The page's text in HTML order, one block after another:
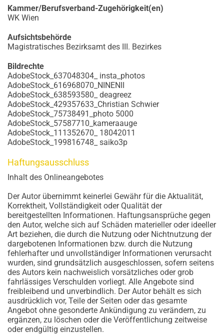
Kammer/Berufsverband-Zugehörigkeit(en)
WK Wien
Aufsichtsbehörde
Magistratisches Bezirksamt des III. Bezirkes
Bildrechte
AdobeStock_637048304_ insta_photos
AdobeStock_616968070_NINENII
AdobeStock_638593580_ deagreez
AdobeStock_429357633_Christian Schwier
AdobeStock_75738491_photo 5000
AdobeStock_57587710_kameraauge
AdobeStock_111352670_ 18042011
AdobeStock_199816748_ saiko3p
Haftungsausschluss
Inhalt des Onlineangebotes
Der Autor übernimmt keinerlei Gewähr für die Aktualität,
Korrektheit, Vollständigkeit oder Qualität der
bereitgestellten Informationen. Haftungsansprüche gegen
den Autor, welche sich auf Schäden materieller oder ideeller
Art beziehen, die durch die Nutzung oder Nichtnutzung der
dargebotenen Informationen bzw. durch die Nutzung
fehlerhafter und unvollständiger Informationen verursacht
wurden, sind grundsätzlich ausgeschlossen, sofern seitens
des Autors kein nachweislich vorsätzliches oder grob
fahrlässiges Verschulden vorliegt. Alle Angebote sind
freibleibend und unverbindlich. Der Autor behält es sich
ausdrücklich vor, Teile der Seiten oder das gesamte
Angebot ohne gesonderte Ankündigung zu verändern, zu
ergänzen, zu löschen oder die Veröffentlichung zeitweise
oder endgültig einzustellen.